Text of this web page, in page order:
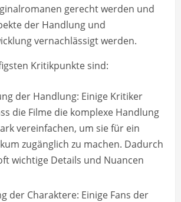
gerecht werden und
der Handlung und
vernachlässigt werden.
Kritikpunkte sind:
der Handlung: Einige Kritiker
die Filme die komplexe Handlung
vereinfachen, um sie für ein
zugänglich zu machen. Dadurch
wichtige Details und Nuancen
der Charaktere: Einige Fans der